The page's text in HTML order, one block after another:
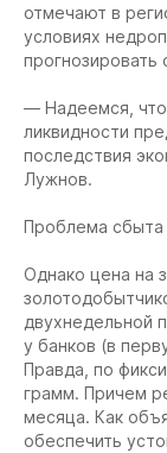
отмечают в
условиях
— Надеемся, что
ликвидности
последствия
Лужнов.
Проблема сбыта
Однако цена на
двухнедельной
у банков (в
Правда, по
грамм. Причем
месяца. Как
обеспечить